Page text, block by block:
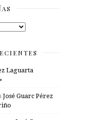
Laguarta
José Guarc Pérez